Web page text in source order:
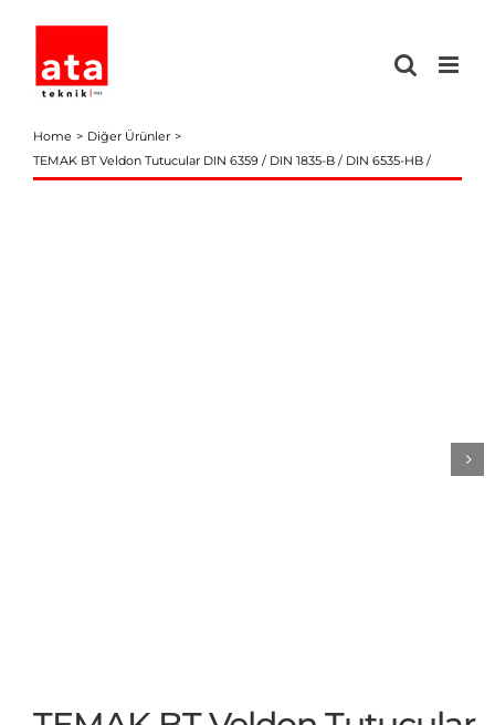
content
Home
Diğer Ürünler
TEMAK BT Veldon Tutucular DIN 6359 / DIN 1835-B / DIN 6535-HB /